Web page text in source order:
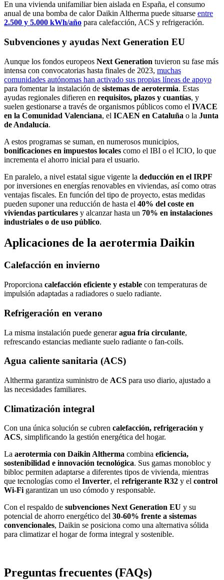
En una vivienda unifamiliar bien aislada en España, el consumo
anual de una bomba de calor Daikin Altherma puede situarse entre
2.500 y 5.000 kWh/año para calefacción, ACS y refrigeración.
Subvenciones y ayudas Next Generation EU
Aunque los fondos europeos Next Generation tuvieron su fase más
intensa con convocatorias hasta finales de 2023, muchas
comunidades autónomas han activado sus propias líneas de apoyo
para fomentar la instalación de sistemas de aerotermia. Estas
ayudas regionales difieren en requisitos, plazos y cuantías, y
suelen gestionarse a través de organismos públicos como el IVACE
en la Comunidad Valenciana, el ICAEN en Cataluña o la Junta
de Andalucía.
A estos programas se suman, en numerosos municipios,
bonificaciones en impuestos locales como el IBI o el ICIO, lo que
incrementa el ahorro inicial para el usuario.
En paralelo, a nivel estatal sigue vigente la deducción en el IRPF
por inversiones en energías renovables en viviendas, así como otras
ventajas fiscales. En función del tipo de proyecto, estas medidas
pueden suponer una reducción de hasta el 40% del coste en
viviendas particulares y alcanzar hasta un 70% en instalaciones
industriales o de uso público.
Aplicaciones de la aerotermia Daikin
Calefacción en invierno
Proporciona calefacción eficiente y estable con temperaturas de
impulsión adaptadas a radiadores o suelo radiante.
Refrigeración en verano
La misma instalación puede generaragua fría circulante,
refrescando estancias mediante suelo radiante o fan‑coils.
Agua caliente sanitaria (ACS)
Altherma garantiza suministro de ACS para uso diario, ajustado a
las necesidades familiares.
Climatización integral
Con una única solución se cubren calefacción, refrigeración y
ACS, simplificando la gestión energética del hogar.
La aerotermia con Daikin Altherma combina eficiencia,
sostenibilidad e innovación tecnológica. Sus gamas monobloc y
bibloc permiten adaptarse a diferentes tipos de vivienda, mientras
que tecnologías como el Inverter, el refrigerante R32 y el control
Wi‑Fi garantizan un uso cómodo y responsable.
Con el respaldo de subvenciones Next Generation EU y su
potencial de ahorro energético del 30‑60% frente a sistemas
convencionales, Daikin se posiciona como una alternativa sólida
para climatizar el hogar de forma integral y sostenible.
Preguntas frecuentes (FAQs)